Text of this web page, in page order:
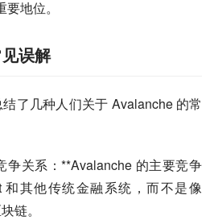
地位。
误解
了几种人们关于 Avalanche 的常
争关系：**Avalanche 的主要竞争
和其他传统金融系统，而不是像
链。